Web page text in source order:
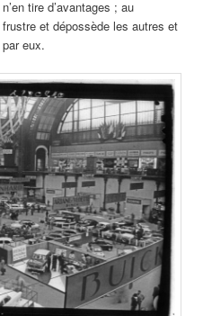
tire d’avantages ; au
et dépossède les autres et
eux.